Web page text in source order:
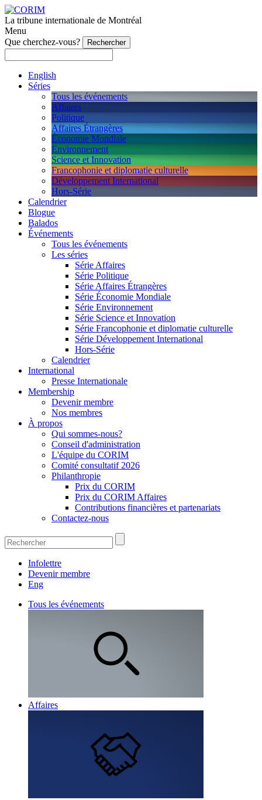
La tribune internationale de Montréal
Menu
Que cherchez-vous?
English
Séries
Tous les événements
Affaires
Politique
Affaires Étrangères
Économie Mondiale
Environnement
Science et Innovation
Francophonie et diplomatie culturelle
Développement International
Hors-Série
Calendrier
Blogue
Balados
Événements
Tous les événements
Les séries
Série Affaires
Série Politique
Série Affaires Étrangères
Série Économie Mondiale
Série Environnement
Série Science et Innovation
Série Francophonie et diplomatie culturelle
Série Développement International
Hors-Série
Calendrier
International
Presse Internationale
Membership
Devenir membre
Nos membres
À propos
Qui sommes-nous?
Conseil d'administration
L'équipe du CORIM
Comité consultatif 2026
Philanthropie
Prix du CORIM
Prix du CORIM Affaires
Contributions financières et partenariats
Contactez-nous
Infolettre
Devenir membre
Eng
Tous les événements
Affaires